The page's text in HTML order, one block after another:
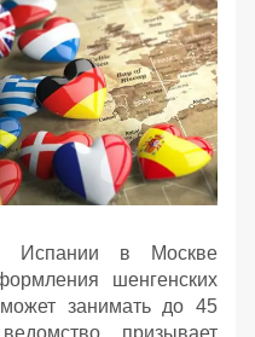
Испании в Москве
шенгенских
занимать до 45